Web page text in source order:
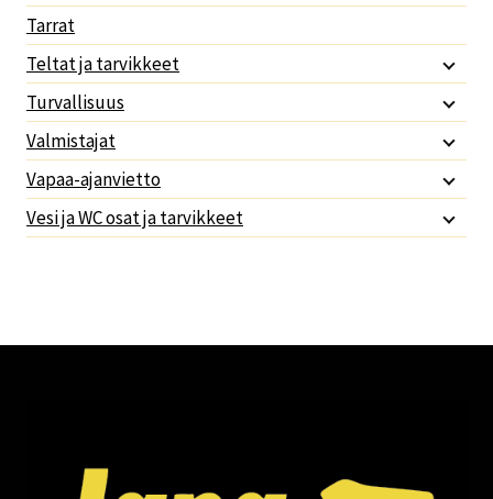
Tarrat
Teltat ja tarvikkeet
Turvallisuus
Valmistajat
Vapaa-ajanvietto
Vesi ja WC osat ja tarvikkeet